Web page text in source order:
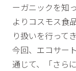
ーガニックを知
よりコスモス食
り扱いを行って
今回、エコサー
通じて、「さら